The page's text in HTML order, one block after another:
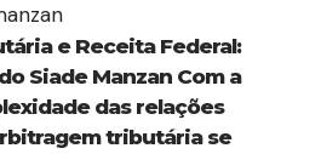
e Receita Federal:
Siade Manzan Com a
das relações
tributária se